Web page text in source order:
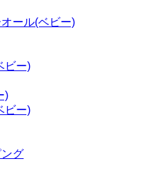
ール(ベビー)
ビー)
)
ビー)
グ